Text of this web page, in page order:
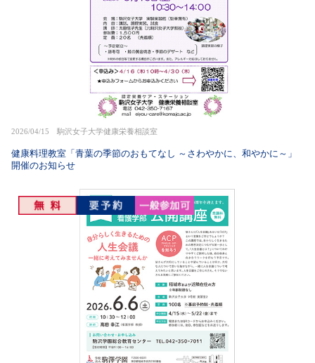
2026/04/15 駒沢女子大学健康栄養相談室
健康料理教室「青葉の季節のおもてなし ～さわやかに、和やかに～」
開催のお知らせ